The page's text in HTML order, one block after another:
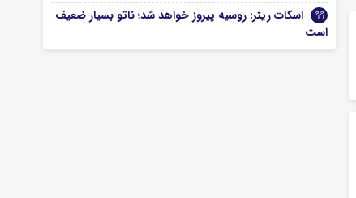
اسکات ریتر: روسیه پیروز خواهد شد؛ ناتو بسیار ضعیف
است